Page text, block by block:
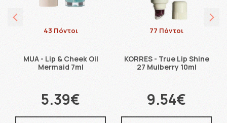
43 Πόντοι
MUA - Lip & Cheek Oil
Mermaid 7ml
5.39€
77 Πόντοι
KORRES - True Lip Shine
27 Mulberry 10ml
9.54€